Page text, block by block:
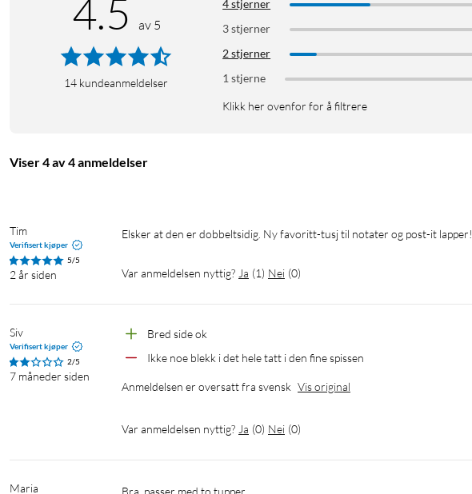
4.5 av 5
14 kundeanmeldelser
4 stjerner
3 stjerner
2 stjerner
1 stjerne
Klikk her ovenfor for å filtrere
Viser 4 av 4 anmeldelser
Tim
Verifisert kjøper
5/5
2 år siden
Elsker at den er dobbeltsidig. Ny favoritt-tusj til notater og post-it lapper!
Var anmeldelsen nyttig? Ja (1) Nei (0)
Siv
Verifisert kjøper
2/5
7 måneder siden
Bred side ok
Ikke noe blekk i det hele tatt i den fine spissen
Anmeldelsen er oversatt fra svensk Vis original
Var anmeldelsen nyttig? Ja (0) Nei (0)
Maria